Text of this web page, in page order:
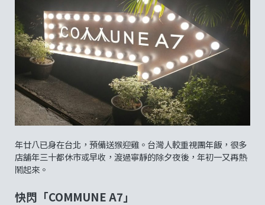
年廿八已身在台北，預備送猴迎雞。台灣人較重視團年飯，很多
店舖年三十都休市或早收，渡過寧靜的除夕夜後，年初一又再熱
鬧起來。
快閃「COMMUNE A7」